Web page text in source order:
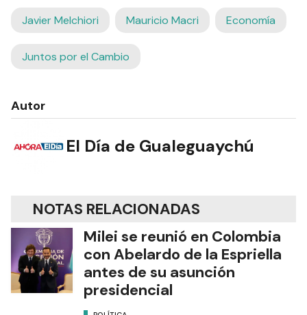
Javier Melchiori Mauricio Macri Economía
Juntos por el Cambio
Autor
El Día de Gualeguaychú
NOTAS RELACIONADAS
Milei se reunió en Colombia
con Abelardo de la Espriella
antes de su asunción
presidencial